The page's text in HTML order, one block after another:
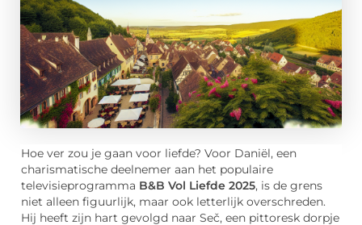
Hoe ver zou je gaan voor liefde? Voor Daniël, een
charismatische deelnemer aan het populaire
televisieprogramma B&B Vol Liefde 2025, is de grens
niet alleen figuurlijk, maar ook letterlijk overschreden.
Hij heeft zijn hart gevolgd naar Seč, een pittoresk dorpje